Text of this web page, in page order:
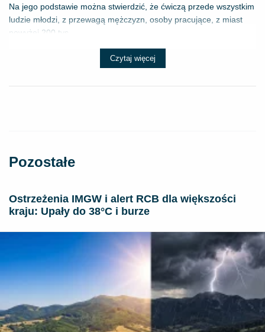
Na jego podstawie można stwierdzić, że ćwiczą przede wszystkim
ludzie młodzi, z przewagą mężczyzn, osoby pracujące, z miast
powyżej 200 tys...
Czytaj więcej
Pozostałe
Ostrzeżenia IMGW i alert RCB dla większości
kraju: Upały do 38°C i burze